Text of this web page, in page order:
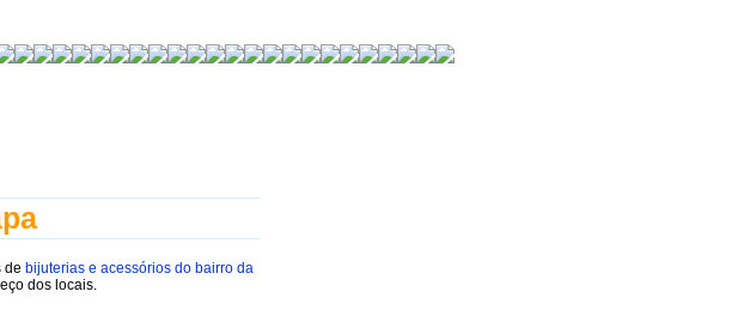
de bijuterias e acessórios do bairro da
dos locais.